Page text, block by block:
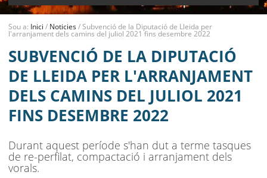
LLEIDA PER L'ARRANJAMENT DELS
CAMINS DEL JULIOL 2021 FINS
DESEMBRE 2022
AJUNTAMENT
MUNICIPI
SEU ELECTRÒNICA
BELL-LLOC SOLUCIONA
Sou a: Inici / Noticies/Subvenció de la Diputació de Lleida per
l'arranjament dels camins del juliol 2021 fins desembre 2022
SUBVENCIÓ DE LA DIPUTACIÓ
DE LLEIDA PER L'ARRANJAMENT
DELS CAMINS DEL JULIOL 2021
FINS DESEMBRE 2022
Durant aquest període s'han dut a terme tasques
de re-perfilat, compactació i arranjament dels
vorals.